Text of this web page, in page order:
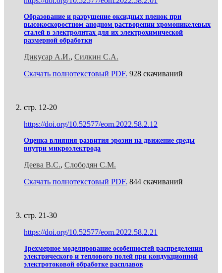
Образование и разрушение оксидных пленок при
высокоскоростном анодном растворении хромоникелевых
сталей в электролитах для их электрохимической
размерной обработки
Дикусар А.И., Силкин С.А.
Скачать полнотекстовый PDF. 928 скачиваний
стр. 12-20
https://doi.org/10.52577/eom.2022.58.2.12
Оценка влияния развития эрозии на движение среды
внутри микроэлектрода
Деева В.С., Слободян С.М.
Скачать полнотекстовый PDF. 844 скачиваний
стр. 21-30
https://doi.org/10.52577/eom.2022.58.2.21
Трехмерное моделирование особенностей распределения
электрического и теплового полей при кондукционной
электротоковой обработке расплавов